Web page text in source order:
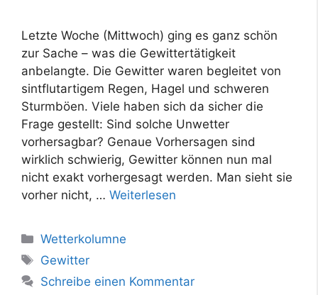
Letzte Woche (Mittwoch) ging es ganz schön
zur Sache – was die Gewittertätigkeit
anbelangte. Die Gewitter waren begleitet von
sintflutartigem Regen, Hagel und schweren
Sturmböen. Viele haben sich da sicher die
Frage gestellt: Sind solche Unwetter
vorhersagbar? Genaue Vorhersagen sind
wirklich schwierig, Gewitter können nun mal
nicht exakt vorhergesagt werden. Man sieht sie
vorher nicht, … Weiterlesen
Kategorien
Wetterkolumne
Schlagwörter
Gewitter
Schreibe einen Kommentar